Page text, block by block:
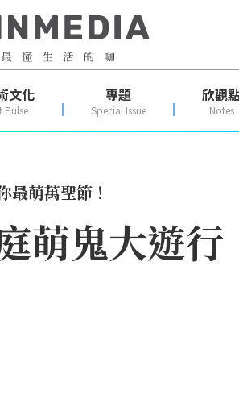
文化
Pulse
專題
Special Issue
欣觀
Notes
萌萬聖節！
鬼大遊行